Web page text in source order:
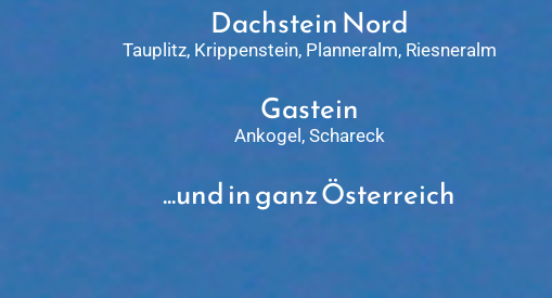
Dachstein Nord
Tauplitz, Krippenstein, Planneralm, Riesneralm
Gastein
Ankogel, Schareck
...und in ganz Österreich